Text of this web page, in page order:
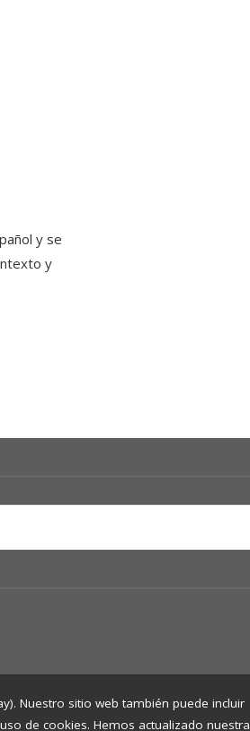
Nuestro sitio web también puede incluir
de cookies. Hemos actualizado nuestra
y se
y